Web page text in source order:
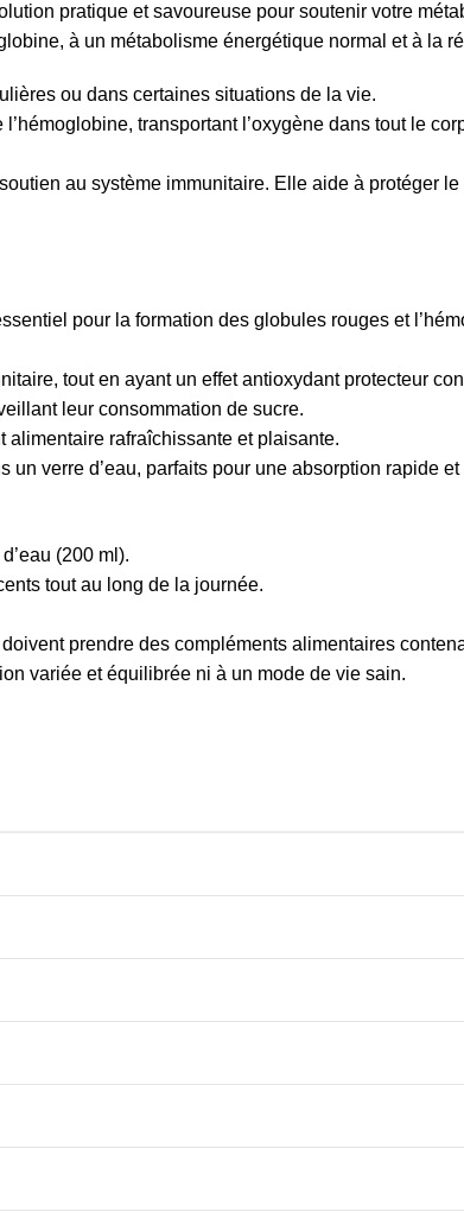
pratique et savoureuse pour soutenir votre
à un métabolisme énergétique normal et à la
ou dans certaines situations de la vie.
transportant l’oxygène dans tout le
au système immunitaire. Elle aide à protéger
pour la formation des globules rouges et
tout en ayant un effet antioxydant protecteur
leur consommation de sucre.
alimentaire rafraîchissante et plaisante.
verre d’eau, parfaits pour une absorption rapide et
(200 ml).
tout au long de la journée.
prendre des compléments alimentaires
variée et équilibrée ni à un mode de vie sain.